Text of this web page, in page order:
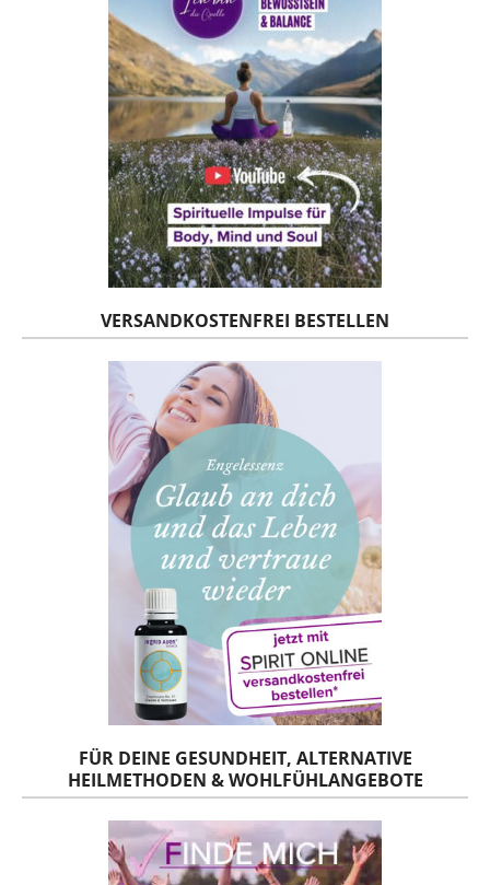
VERSANDKOSTENFREI BESTELLEN
FÜR DEINE GESUNDHEIT, ALTERNATIVE
HEILMETHODEN & WOHLFÜHLANGEBOTE